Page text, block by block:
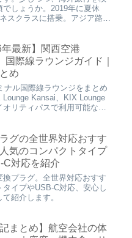
しょうか。2019年に夏休
スクラスに搭乗。アジア路線
年最新】関西空港
国際線ラウンジガイド｜
め
ナル国際線ラウンジをまとめ
Kansai、KIX Lounge
リティパスで利用可能なラ
グの全世界対応おすす
気のコンパクトタイプ
C対応を紹介
プラグ。全世界対応おすす
イプやUSB-C対応、安心し
紹介します。
記まとめ】航空会社の体